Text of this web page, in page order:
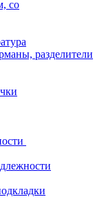
со
разделители